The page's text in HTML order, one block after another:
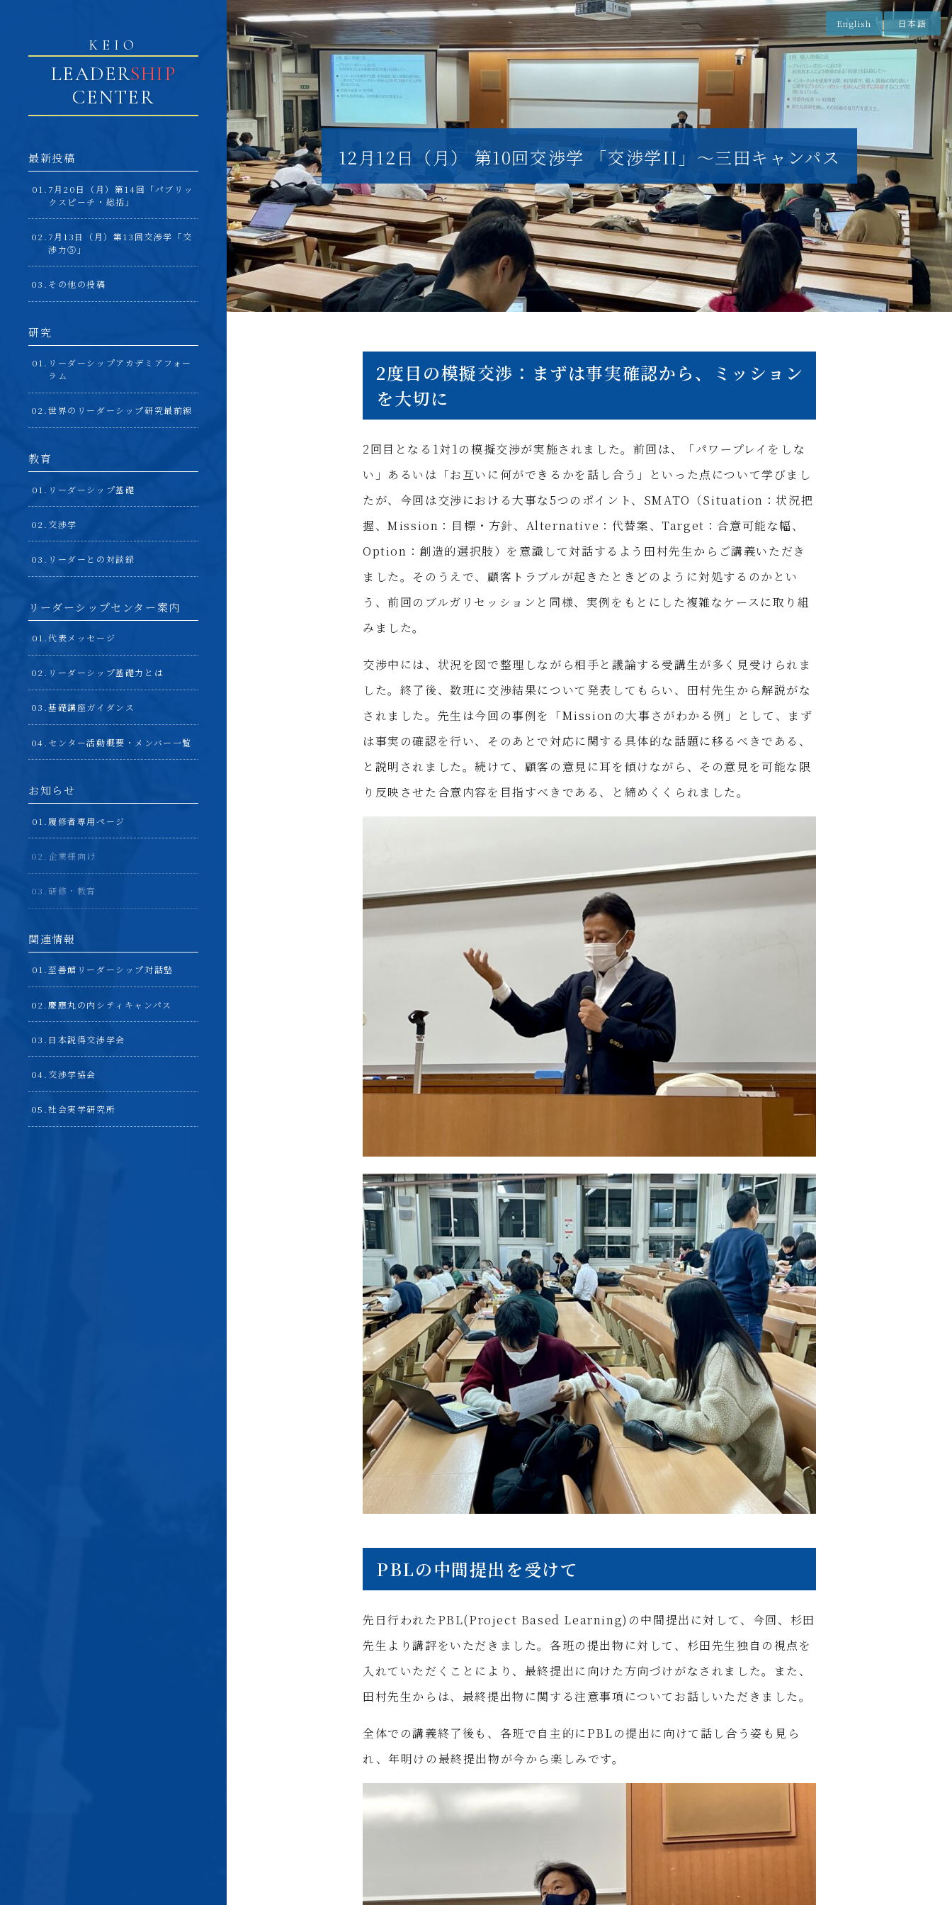
KEIO
LEADERSHIP
CENTER
最新投稿
7月20日（月）第14回「パブリッ
クスピーチ・総括」
7月13日（月）第13回交渉学「交
渉力⑤」
その他の投稿
研究
リーダーシップアカデミアフォー
ラム
世界のリーダーシップ研究最前線
教育
リーダーシップ基礎
交渉学
リーダーとの対談録
リーダーシップセンター案内
代表メッセージ
リーダーシップ基礎力とは
基礎講座ガイダンス
センター活動概要・メンバー一覧
お知らせ
履修者専用ページ
企業様向け
研修・教育
関連情報
至善館リーダーシップ対話塾
慶應丸の内シティキャンパス
日本説得交渉学会
交渉学協会
社会実学研究所
English 日本語
12月12日（月） 第10回交渉学 「交渉学II」〜三田キャンパス
2度目の模擬交渉：まずは事実確認から、ミッション
を大切に
2回目となる1対1の模擬交渉が実施されました。前回は、「パワープレイをしな
い」あるいは「お互いに何ができるかを話し合う」といった点について学びまし
たが、今回は交渉における大事な5つのポイント、SMATO（Situation：状況把
握、Mission：目標・方針、Alternative：代替案、Target：合意可能な幅、
Option：創造的選択肢）を意識して対話するよう田村先生からご講義いただき
ました。そのうえで、顧客トラブルが起きたときどのように対処するのかとい
う、前回のブルガリセッションと同様、実例をもとにした複雑なケースに取り組
みました。
交渉中には、状況を図で整理しながら相手と議論する受講生が多く見受けられま
した。終了後、数班に交渉結果について発表してもらい、田村先生から解説がな
されました。先生は今回の事例を「Missionの大事さがわかる例」として、まず
は事実の確認を行い、そのあとで対応に関する具体的な話題に移るべきである、
と説明されました。続けて、顧客の意見に耳を傾けながら、その意見を可能な限
り反映させた合意内容を目指すべきである、と締めくくられました。
PBLの中間提出を受けて
先日行われたPBL(Project Based Learning)の中間提出に対して、今回、杉田
先生より講評をいただきました。各班の提出物に対して、杉田先生独自の視点を
入れていただくことにより、最終提出に向けた方向づけがなされました。また、
田村先生からは、最終提出物に関する注意事項についてお話しいただきました。
全体での講義終了後も、各班で自主的にPBLの提出に向けて話し合う姿も見ら
れ、年明けの最終提出物が今から楽しみです。